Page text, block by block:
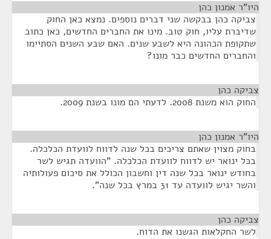
היו"ר אמנון כהן
צביקה כהן בבקשה שני דברים נוספים. נמצא כאן החוק
שדיברת עליו, חוק טוב. מינו את החברים החדשים, כאן כתוב
שתקופת הכהונה היא לשבע שנים. האם שבע השנים הסתיימו
והחברים החדשים כבר מונו?
צביקה כהן
החוק הוא משנת 2008. לדעתי הם מונו בשנת 2009.
היו"ר אמנון כהן
בחוק מצוין שאתם צריכים בכל שנה לדווח לוועדת הכלכלה.
בכל ינואר יש לדווח לוועדת הכלכלה. "הוועדה תגיש לשר
בחודש ינואר בכל שנה דין וחשבון הכולל את סיכום פעולותיה
והשר יגיש לוועדה עד 31 במרץ בכל שנה".
צביקה כהן
לשר החקלאות הגשנו את הדוח.